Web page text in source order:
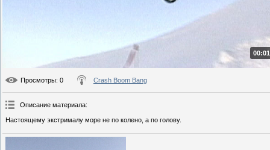
Просмотры: 0 Crash Boom Bang
Описание материала:
Настоящему экстрималу море не по колено, а по голову.